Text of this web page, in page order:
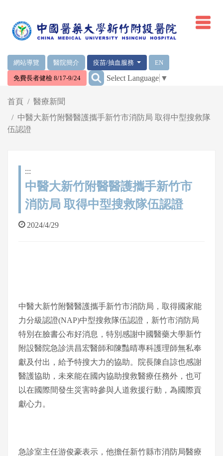
網站導覽 醫院簡介 疫苗/抽血服務 EN
免費長者健檢 8/17-9/24 ::: Select Language ▼
首頁
醫療新聞
中醫大新竹附醫醫護攜手新竹市消防局 取得中型搜救隊
伍認證
:::
中醫大新竹附醫醫護攜手新竹市
消防局 取得中型搜救隊伍認證
2024/4/29
中醫大新竹附醫醫護攜手新竹市消防局，取得國家能
力分級認證(NAP)中型搜救隊伍認證，新竹市消防局
特別在臉書公布好消息，特別感謝中國醫藥大學新竹
附設醫院急診洪昌宏醫師和陳豔晴專科護理師無私奉
獻及付出，給予特搜大力的協助。院長陳自諒也感謝
醫護協助，未來能在國內協助搜救醫療任務外，也可
以在國際間發生災害時參與人道救援行動，為國際貢
獻心力。
急診室主任游俊豪表示，他擔任新竹縣市消防局醫療